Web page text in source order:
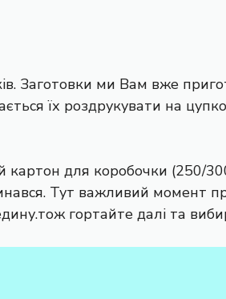
Заготовки ми Вам вже
їх роздрукувати на
для коробочки (250/
Тут важливий момент
гортайте далі та